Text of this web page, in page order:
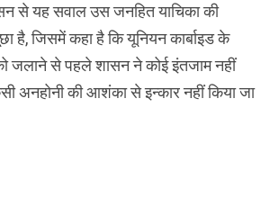
से यह सवाल उस जनहित याचिका की
है, जिसमें कहा है कि यूनियन कार्बाइड के
जलाने से पहले शासन ने कोई इंतजाम नहीं
अनहोनी की आशंका से इन्कार नहीं किया जा